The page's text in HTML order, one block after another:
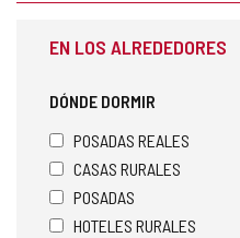
EN LOS ALREDEDORES
DÓNDE DORMIR
POSADAS REALES
CASAS RURALES
POSADAS
HOTELES RURALES